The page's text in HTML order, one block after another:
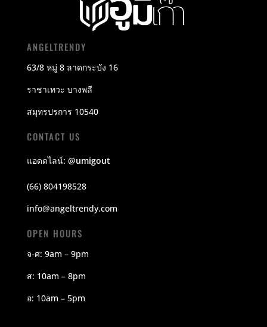
ANGELTRENDY
63/8 หมู่ 8 ลาดกระบัง 16
ราชาเทวะ บางพลี
สมุทรปรการ 10540
CONTACT US
แอดดไลน์: @umigout
(66) 804198528
info@angeltrendy.com
OPEN HOURS
จ-ศ: 9am – 9pm
ส: 10am – 8pm
อ: 10am – 5pm